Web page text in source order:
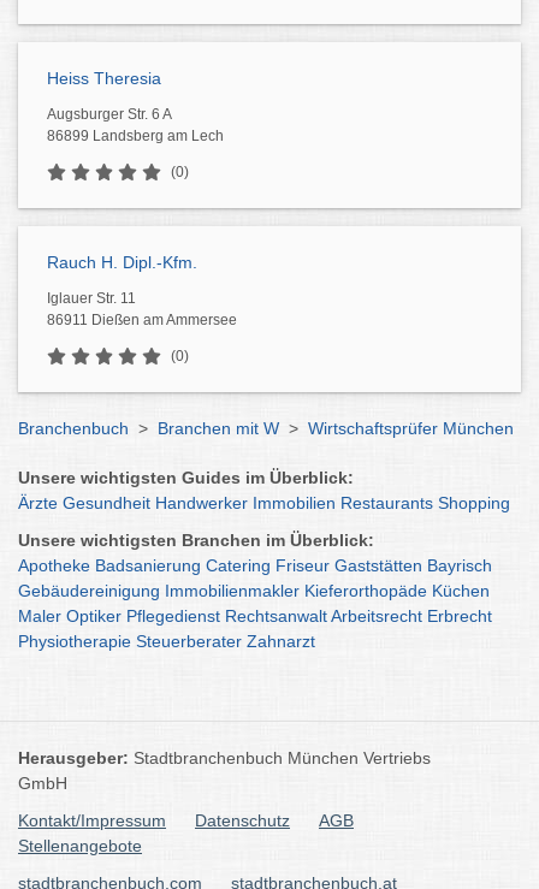
Heiss Theresia
Augsburger Str. 6 A
86899 Landsberg am Lech
(0)
Rauch H. Dipl.-Kfm.
Iglauer Str. 11
86911 Dießen am Ammersee
(0)
Branchenbuch > Branchen mit W > Wirtschaftsprüfer München
Unsere wichtigsten Guides im Überblick:
Ärzte Gesundheit Handwerker Immobilien Restaurants Shopping
Unsere wichtigsten Branchen im Überblick:
Apotheke Badsanierung Catering Friseur Gaststätten Bayrisch
Gebäudereinigung Immobilienmakler Kieferorthopäde Küchen
Maler Optiker Pflegedienst RechtsanwaltArbeitsrecht Erbrecht
Physiotherapie Steuerberater Zahnarzt
Herausgeber: Stadtbranchenbuch München Vertriebs
GmbH
Kontakt/Impressum
Datenschutz
AGB
Stellenangebote
stadtbranchenbuch.com
stadtbranchenbuch.at